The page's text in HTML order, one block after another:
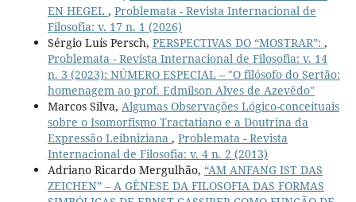
EN HEGEL , Problemata - Revista Internacional de
Filosofia: v. 17 n. 1 (2026)
Sérgio Luís Persch, PERSPECTIVAS DO “MOSTRAR”: ,
Problemata - Revista Internacional de Filosofia: v. 14
n. 3 (2023): NÚMERO ESPECIAL – "O filósofo do Sertão:
homenagem ao prof. Edmilson Alves de Azevêdo"
Marcos Silva, Algumas Observações Lógico-conceituais
sobre o Isomorfismo Tractatiano e a Doutrina da
Expressão Leibniziana , Problemata - Revista
Internacional de Filosofia: v. 4 n. 2 (2013)
Adriano Ricardo Mergulhão, “AM ANFANG IST DAS
ZEICHEN” – A GÊNESE DA FILOSOFIA DAS FORMAS